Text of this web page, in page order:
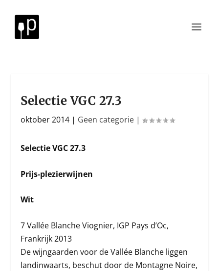
Selectie VGC 27.3
oktober 2014 | Geen categorie |
Selectie VGC 27.3
Prijs-plezierwijnen
Wit
7 Vallée Blanche Viognier, IGP Pays d’Oc,
Frankrijk 2013
De wijngaarden voor de Vallée Blanche liggen
landinwaarts, beschut door de Montagne Noire,